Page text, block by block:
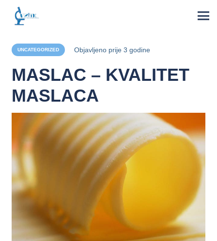
UNCATEGORIZED Objavljeno prije 3 godine
MASLAC – KVALITET
MASLACA